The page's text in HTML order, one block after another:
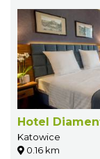
Hotel
Katowice
0.16 km